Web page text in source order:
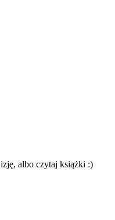
albo czytaj książki :)